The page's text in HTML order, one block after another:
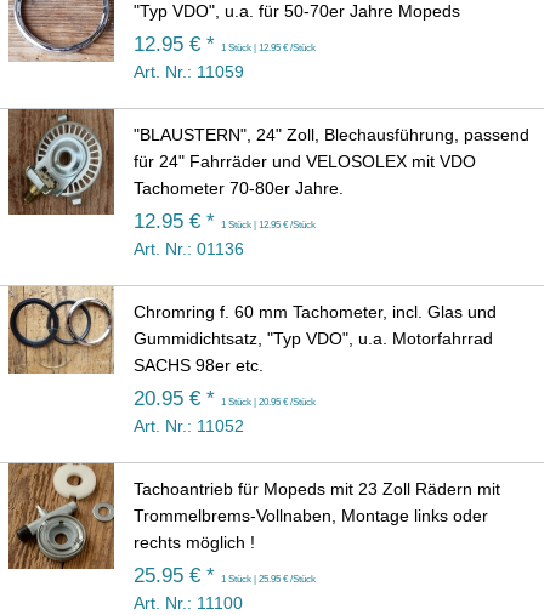
"Typ VDO", u.a. für 50-70er Jahre Mopeds
12.95 € * 1 Stück | 12.95 € /Stück
Art. Nr.: 11059
"BLAUSTERN", 24" Zoll, Blechausführung, passend
für 24" Fahrräder und VELOSOLEX mit VDO
Tachometer 70-80er Jahre.
12.95 € * 1 Stück | 12.95 € /Stück
Art. Nr.: 01136
Chromring f. 60 mm Tachometer, incl. Glas und
Gummidichtsatz, "Typ VDO", u.a. Motorfahrrad
SACHS 98er etc.
20.95 € * 1 Stück | 20.95 € /Stück
Art. Nr.: 11052
Tachoantrieb für Mopeds mit 23 Zoll Rädern mit
Trommelbrems-Vollnaben, Montage links oder
rechts möglich !
25.95 € * 1 Stück | 25.95 € /Stück
Art. Nr.: 11100